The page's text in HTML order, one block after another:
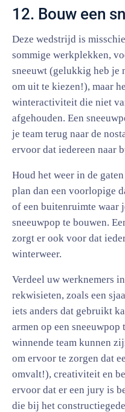
12. Bouw een
Deze wedstrijd is
sommige werkplekken,
sneeuwt (gelukkig heb je
om uit te kiezen!), maar
winteractiviteit die niet
afgehouden. Een
je team terug naar de
ervoor dat iedereen naar
Houd het weer in de
plan dan een voorlopige
of een buitenruimte waar
sneeuwpop te bouwen.
zorgt er ook voor dat
winterweer.
Verdeel uw werknemers
rekwisieten, zoals een
iets anders dat gebruikt
armen op een
winnende team kunnen
om ervoor te zorgen dat
omvalt!), creativiteit en
ervoor dat er een jury is
die bij het